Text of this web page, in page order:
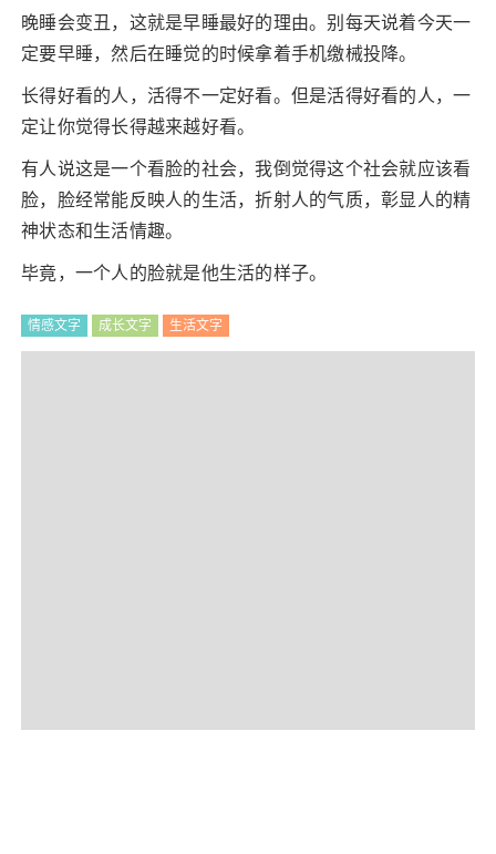
晚睡会变丑，这就是早睡最好的理由。别每天说着今天一
定要早睡，然后在睡觉的时候拿着手机缴械投降。
长得好看的人，活得不一定好看。但是活得好看的人，一
定让你觉得长得越来越好看。
有人说这是一个看脸的社会，我倒觉得这个社会就应该看
脸，脸经常能反映人的生活，折射人的气质，彰显人的精
神状态和生活情趣。
毕竟，一个人的脸就是他生活的样子。
情感文字 成长文字 生活文字